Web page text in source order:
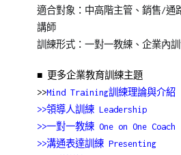
適合對象：中高階主管、銷售/通
講師
訓練形式：一對一教練、企業內
■ 更多企業教育訓練主題
>>Mind Training訓練理論與介紹
>>領導人訓練 Leadership
>>一對一教練 One on One Coach
>>溝通表達訓練 Presenting